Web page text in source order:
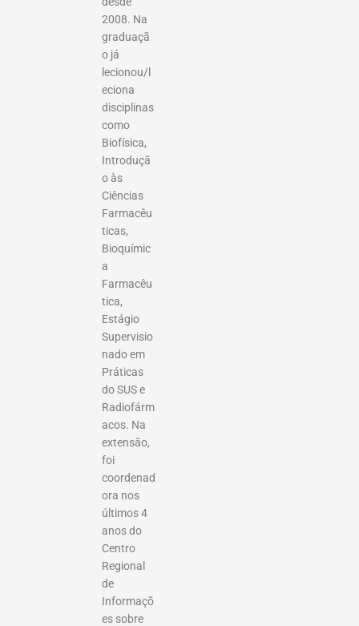
2008. Na
graduaçã
o já
lecionou/l
eciona
disciplinas
como
Biofísica,
Introduçã
o às
Ciências
Farmacêu
ticas,
Bioquímic
a
Farmacêu
tica,
Estágio
Supervisio
nado em
Práticas
do SUS e
Radiofárm
acos. Na
extensão,
foi
coordenad
ora nos
últimos 4
anos do
Centro
Regional
de
Informaçõ
es sobre